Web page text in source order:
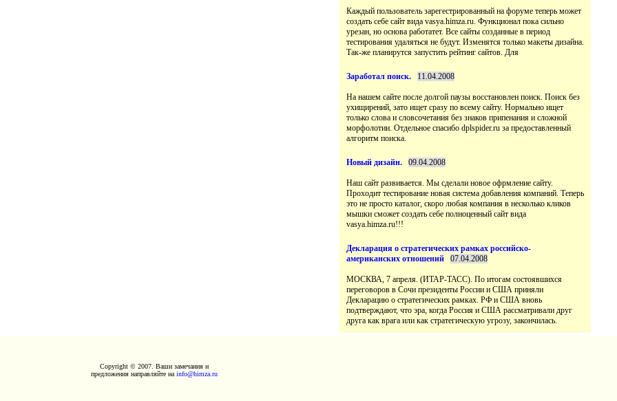
Каждый пользователь зарегестрированный на форуме теперь может
создать себе сайт вида vasya.himza.ru. Функционал пока сильно
урезан, но основа работатет. Все сайты созданные в период
тестирования удаляться не будут. Изменятся только макеты дизайна.
На нашем сайте после долгой паузы восстановлен поиск. Поиск без
ухищирений, зато ищет сразу по всему сайту. Нормально ищет
только слова и словсочетания без знаков припенания и сложной
морфолотии. Отдельное спасибо dplspider.ru за предоставленный
Наш сайт развивается. Мы сделали новое офрмление сайту.
Проходит тестирование новая система добавления компаний. Теперь
это не просто каталог, скоро любая компания в несколько кликов
мышки сможет создать себе полноценный сайт вида
vasya.himza.ru!!!
МОСКВА, 7 апреля. (ИТАР-ТАСС). По итогам состоявшихся
переговоров в Сочи президенты России и США приняли
Декларацию о стратегических рамках. РФ и США вновь
подтверждают, что эра, когда Россия и США рассматривали друг
Copyright © 2007. Ваши замечания и
предложения направляйте на